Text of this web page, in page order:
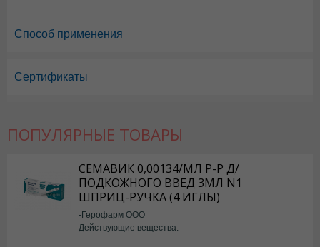
Способ применения
Сертификаты
ПОПУЛЯРНЫЕ ТОВАРЫ
СЕМАВИК 0,00134/МЛ Р-Р Д/
ПОДКОЖНОГО ВВЕД 3МЛ N1
ШПРИЦ-РУЧКА (4 ИГЛЫ)
-Герофарм ООО
Действующие вещества: